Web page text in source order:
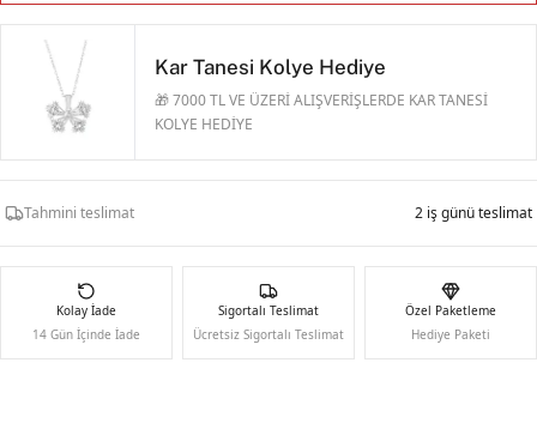
Kar Tanesi Kolye Hediye
🎁 7000 TL VE ÜZERİ ALIŞVERİŞLERDE KAR TANESİ
KOLYE HEDİYE
Tahmini teslimat 2 iş günü teslimat
Kolay İade
14 Gün İçinde İade
Sigortalı Teslimat
Ücretsiz Sigortalı Teslimat
Özel Paketleme
Hediye Paketi